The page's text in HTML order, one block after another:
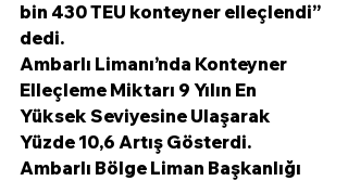
bin 430 TEU konteyner elleçlendi”
dedi.
Ambarlı Limanı’nda Konteyner
Elleçleme Miktarı 9 Yılın En
Yüksek Seviyesine Ulaşarak
Yüzde 10,6 Artış Gösterdi.
Ambarlı Bölge Liman Başkanlığı